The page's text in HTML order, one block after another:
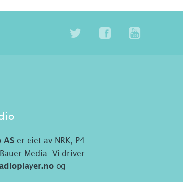
AS er eiet av NRK, P4-
Media. Vi driver
og